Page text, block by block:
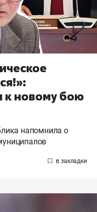
к новому бою
напомнила о